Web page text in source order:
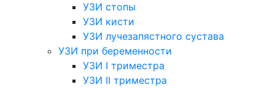
УЗИ стопы
УЗИ кисти
УЗИ лучезапястного сустава
УЗИ при беременности
УЗИ I триместра
УЗИ II триместра